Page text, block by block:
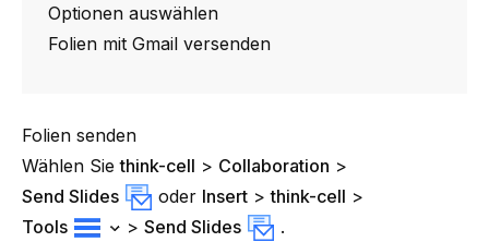
Optionen auswählen
Folien mit Gmail versenden
Folien senden
Wählen Siethink-cell > Collaboration >
Send Slides
oder Insert >think-cell >
Tools
> Send Slides
.